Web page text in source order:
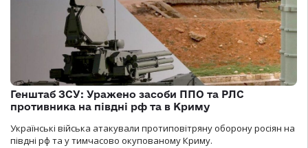
Генштаб ЗСУ: Уражено засоби ППО та РЛС
противника на півдні рф та в Криму
Українські війська атакували протиповітряну оборону росіян на
півдні рф та у тимчасово окупованому Криму.